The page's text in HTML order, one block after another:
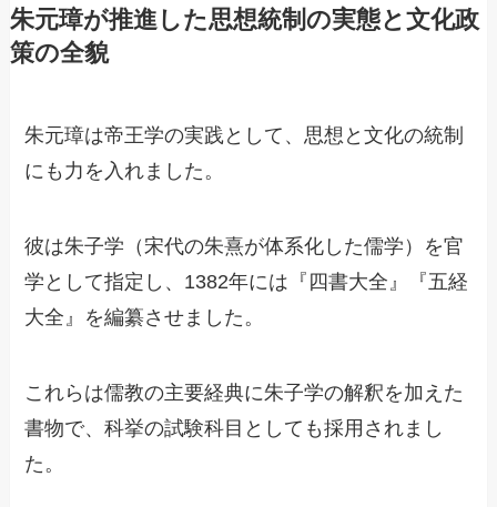
朱元璋が推進した思想統制の実態と文化政
策の全貌
朱元璋は帝王学の実践として、思想と文化の統制
にも力を入れました。
彼は朱子学（宋代の朱熹が体系化した儒学）を官
学として指定し、1382年には『四書大全』『五経
大全』を編纂させました。
これらは儒教の主要経典に朱子学の解釈を加えた
書物で、科挙の試験科目としても採用されまし
た。